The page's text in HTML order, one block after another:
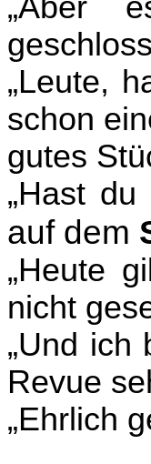
„Aber
„Leute,
schon
gutes Stü
„Hast du
auf dem
„Heute
nicht
„Und ich
Revue
„Ehrlich